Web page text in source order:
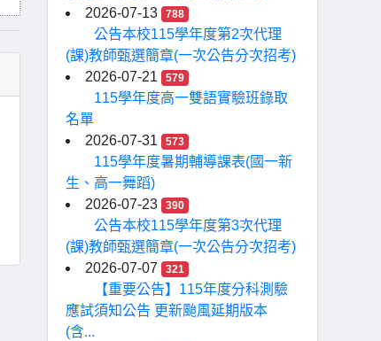
2026-07-13
788
公告本校115學年度第2次代理
(課)教師甄選簡章(一次公告分次招考)
2026-07-21
579
115學年度高一雙語實驗班錄取
名單
2026-07-31
573
115學年度暑期輔導課表(國一新
生、高一舞蹈)
2026-07-23
390
公告本校115學年度第3次代理
(課)教師甄選簡章(一次公告分次招考)
2026-07-07
321
【重要公告】115年度分科測驗
應試須知公告 更新颱風延期版本
(含...